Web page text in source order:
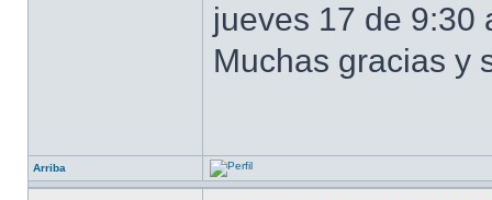
jueves 17 de 9:30
Muchas gracias y
Arriba